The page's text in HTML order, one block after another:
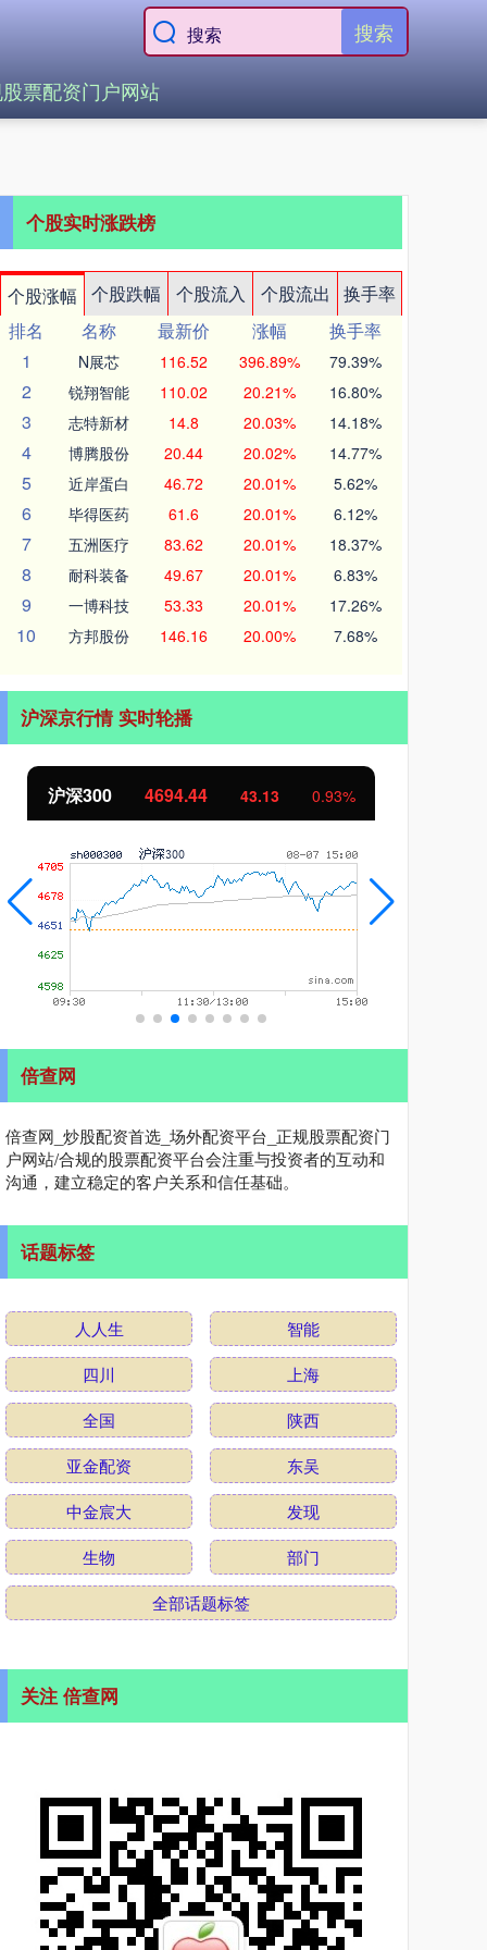
搜索
票配资门户网站
个股实时涨跌榜
个股涨幅 个股跌幅 个股流入 个股流出
换手率
排名
名称 最新价 涨幅
换手率
1
N展芯 116.52 396.89% 79.39%
2 锐翔智能 110.02 20.21% 16.80%
3 志特新材 14.8 20.03% 14.18%
4 博腾股份 20.44 20.02% 14.77%
5 近岸蛋白 46.72 20.01% 5.62%
6 毕得医药 61.6 20.01% 6.12%
7 五洲医疗 83.62 20.01% 18.37%
8 耐科装备 49.67 20.01% 6.83%
9 一博科技 53.33 20.01% 17.26%
10 方邦股份 146.16 20.00% 7.68%
沪深京行情 实时轮播
沪深300 4694.44 43.13 0.93%
倍查网
倍查网_炒股配资首选_场外配资平台_正规股票配资门
户网站/合规的股票配资平台会注重与投资者的互动和
沟通，建立稳定的客户关系和信任基础。
话题标签
人人生
智能
四川
上海
全国
陕西
亚金配资
东吴
中金宸大
发现
生物
部门
全部话题标签
关注 倍查网